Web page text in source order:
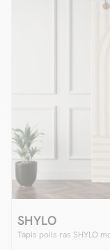
SHYLO
Tapis poils ras SHYLO